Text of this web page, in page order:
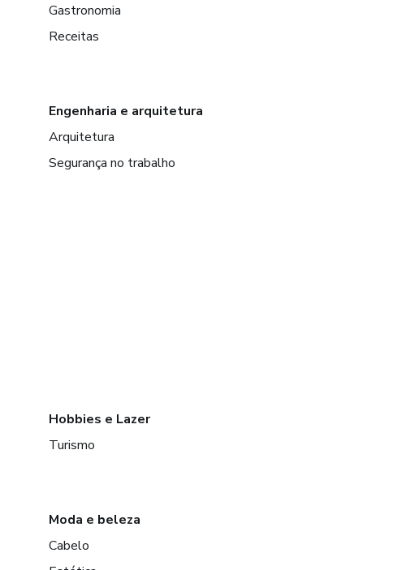
Gastronomia
Receitas
Engenharia e arquitetura
Arquitetura
Segurança no trabalho
Hobbies e Lazer
Turismo
Moda e beleza
Cabelo